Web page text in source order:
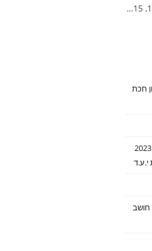
הואג'יג טיפה 7, 10, 15 גרם סלואו
חכת
תחרות הדיג השנתית בכנרת 2023
חושב